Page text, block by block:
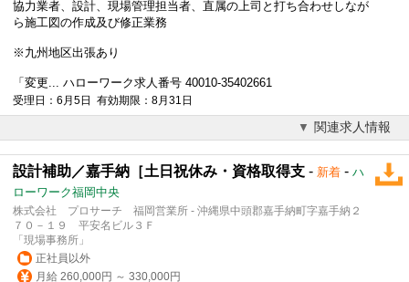
協力業者、設計、現場管理担当者、直属の上司と打ち合わせしなが
ら施工図の作成及び修正業務
※九州地区出張あり
「変更... ハローワーク求人番号 40010-35402661
受理日：6月5日 有効期限：8月31日
関連求人情報
設計補助／嘉手納［土日祝休み・資格取得支 - 新着 - ハ
ローワーク福岡中央
株式会社 プロサーチ 福岡営業所 - 沖縄県中頭郡嘉手納町字嘉手納２
７０－１９ 平安名ビル３Ｆ
「現場事務所」
正社員以外
月給 260,000円 ～ 330,000円